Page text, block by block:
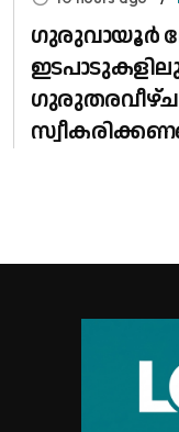
ഗുരുവായൂർ